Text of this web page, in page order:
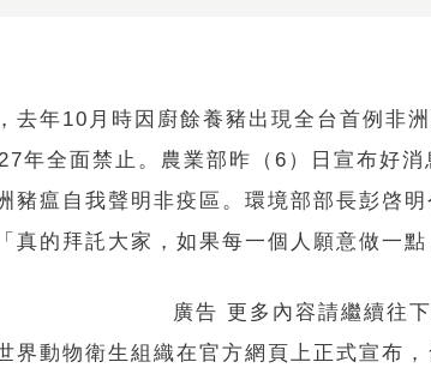
去年10月時因廚餘養豬出現全台首例非
年全面禁止。農業部昨（6）日宣布好
豬瘟自我聲明非疫區。環境部部長彭啓
真的拜託大家，如果每一個人願意做一
廣告 更多內容請繼續往
界動物衛生組織在官方網頁上正式宣布